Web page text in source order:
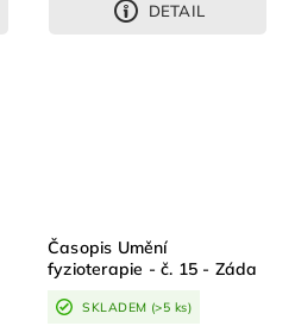
DETAIL
Časopis Umění
fyzioterapie - č. 15 - Záda
SKLADEM (>5 ks)